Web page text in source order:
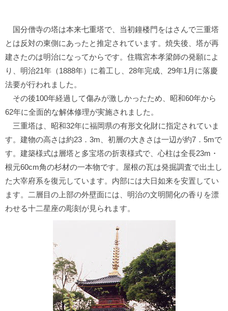
国分僧寺の塔は本来七重塔で、当初鐘楼門をはさんで三重塔
とは反対の東側にあったと推定されています。焼失後、塔が再
建さたのは明治になってからです。住職宮本孝梁師の発願によ
り、明治21年（1888年）に着工し、28年完成、29年1月に落慶
法要が行われました。
その後100年経過して傷みが激しかったため、昭和60年から
62年に全面的な解体修理が実施されました。
三重塔は、昭和32年に福岡県の有形文化財に指定されていま
す。建物の高さは約23．3m、初層の大きさは一辺が約7．5mで
す。建築様式は層塔と多宝塔の折衷様式で、心柱は全長23m・
根元60cm角の杉材の一本物です。屋根の瓦は発掘調査で出土し
た大宰府系を復元しています。内部には大日如来を安置してい
ます。二層目の上部の外壁面には、明治の文明開化の香りを漂
わせる十二星座の彫刻が見られます。